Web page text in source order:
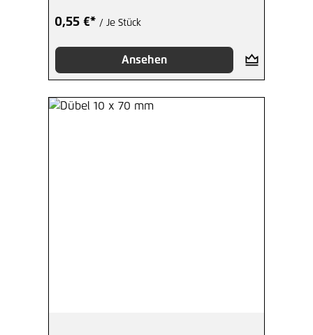
0,55 €* / Je Stück
Ansehen